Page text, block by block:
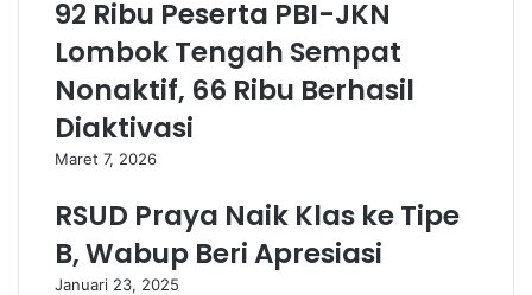
​92 Ribu Peserta PBI-JKN
Lombok Tengah Sempat
Nonaktif, 66 Ribu Berhasil
Diaktivasi
Maret 7, 2026
RSUD Praya Naik Klas ke Tipe
B, Wabup Beri Apresiasi
Januari 23, 2025